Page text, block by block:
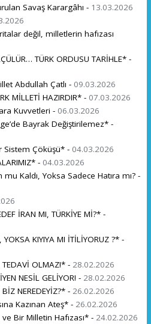
Savaş Karargâhı - 13.03.2026
değil, milletlerin hafızası
TÜRK ORDUSU TARİHLE* -
Abdullah Çatlı - 09.03.2026
MİLLETİ HAZIRDIR* - 07.03.2026
Kuvvetleri - 06.03.2026
Bayrak Değiştirilemez* -
Çöküşü* - 04.03.2026
- 04.03.2026
Kaldı, Yoksa Sadece Hatıra mı? -
İRAN MI, TÜRKİYE Mİ?* -
YOKSA KIYIYA MI İTİLİYORUZ ?* -
TEDAVİ OLMAZ!* - 28.02.2026
NESİL GELİYOR! - 28.02.2026
NEREDEYİZ?* - 26.02.2026
Kazınan Ateş* - 26.02.2026
Bir Milletin Hafızası* - 24.02.2026